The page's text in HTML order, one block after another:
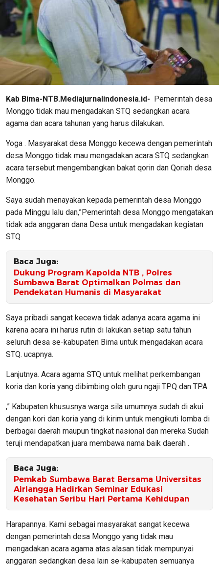
Kab Bima-NTB.Mediajurnalindonesia.id- Pemerintah desa
Monggo tidak mau mengadakan STQ sedangkan acara
agama dan acara tahunan yang harus dilakukan.
Yoga . Masyarakat desa Monggo kecewa dengan pemerintah
desa Monggo tidak mau mengadakan acara STQ sedangkan
acara tersebut mengembangkan bakat qorin dan Qoriah desa
Monggo.
Saya sudah menayakan kepada pemerintah desa Monggo
pada Minggu lalu dan,”Pemerintah desa Monggo mengatakan
tidak ada anggaran dana Desa untuk mengadakan kegiatan
STQ
Baca Juga:
Dukung Program Kapolda NTB , Polres
Sumbawa Barat Optimalkan Polmas dan
Pendekatan Humanis di Masyarakat
Saya pribadi sangat kecewa tidak adanya acara agama ini
karena acara ini harus rutin di lakukan setiap satu tahun
seluruh desa se-kabupaten Bima untuk mengadakan acara
STQ. ucapnya.
Lanjutnya. Acara agama STQ untuk melihat perkembangan
koria dan koria yang dibimbing oleh guru ngaji TPQ dan TPA .
,” Kabupaten khususnya warga sila umumnya sudah di akui
dengan kori dan koria yang di kirim untuk mengikuti lomba di
berbagai daerah maupun tingkat nasional dan mereka Sudah
teruji mendapatkan juara membawa nama baik daerah .
Baca Juga:
Pemkab Sumbawa Barat Bersama Universitas
Airlangga Hadirkan Seminar Edukasi
Kesehatan Seribu Hari Pertama Kehidupan
Harapannya. Kami sebagai masyarakat sangat kecewa
dengan pemerintah desa Monggo yang tidak mau
mengadakan acara agama atas alasan tidak mempunyai
anggaran sedangkan desa lain se-kabupaten semuanya